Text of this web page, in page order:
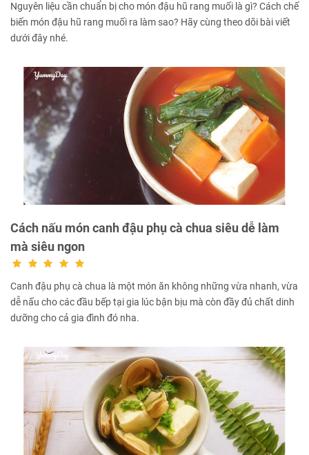
Nguyên liệu cần chuẩn bị cho món đậu hũ rang muối là gì? Cách chế
biến món đậu hũ rang muối ra làm sao? Hãy cùng theo dõi bài viết
dưới đây nhé.
Cách nấu món canh đậu phụ cà chua siêu dễ làm
mà siêu ngon
Canh đậu phụ cà chua là một món ăn không những vừa nhanh, vừa
dễ nấu cho các đầu bếp tại gia lúc bận bịu mà còn đầy đủ chất dinh
dưỡng cho cả gia đình đó nha.